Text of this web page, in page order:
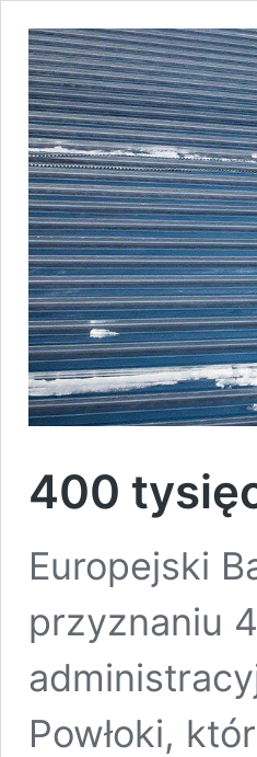
400
Europejski
przyznaniu
Powłoki,